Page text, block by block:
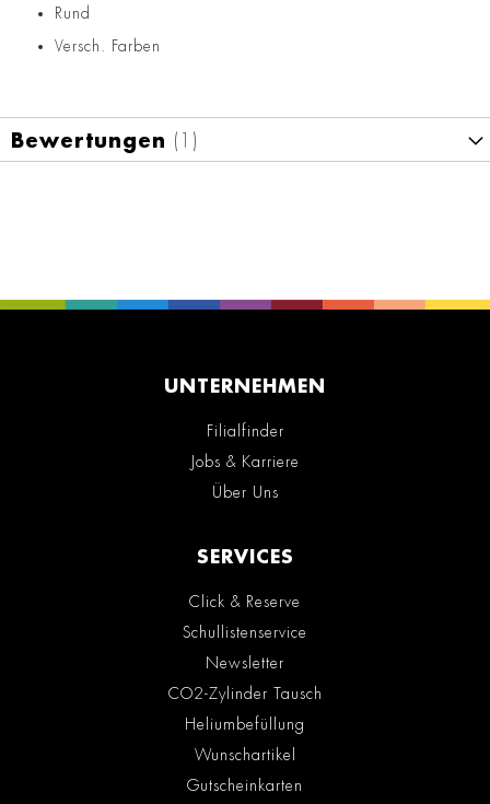
Rund
Versch. Farben
Bewertungen
UNTERNEHMEN
Filialfinder
Jobs & Karriere
Über Uns
SERVICES
Click & Reserve
Schullistenservice
Newsletter
CO2-Zylinder Tausch
Heliumbefüllung
Wunschartikel
Gutscheinkarten